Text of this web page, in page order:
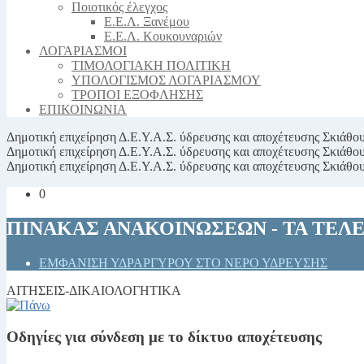
Ποιοτικός έλεγχος
Ε.Ε.Λ. Ξανέμου
Ε.Ε.Λ. Κουκουναριών
ΛΟΓΑΡΙΑΣΜΟΙ
ΤΙΜΟΛΟΓΙΑΚΗ ΠΟΛΙΤΙΚΗ
ΥΠΟΛΟΓΙΣΜΟΣ ΛΟΓΑΡΙΑΣΜΟΥ
ΤΡΟΠΟΙ ΕΞΟΦΛΗΣΗΣ
ΕΠΙΚΟΙΝΩΝΙΑ
Δημοτική επιχείρηση Δ.Ε.Υ.Α.Σ. ύδρευσης και αποχέτευσης
Δημοτική επιχείρηση Δ.Ε.Υ.Α.Σ. ύδρευσης και αποχέτευσης
Δημοτική επιχείρηση Δ.Ε.Υ.Α.Σ. ύδρευσης και αποχέτευσης
0
ΠΙΝΑΚΑΣ ΑΝΑΚΟΙΝΩΣΕΩΝ - ΤΑ
ΕΜΦΑΝΙΣΗ ΥΔΡΑΡΓΥΡΟΥ ΣΤΟ ΝΕΡΟ ΥΔΡΕΥΣΗΣ
ΑΙΤΗΣΕΙΣ-ΔΙΚΑΙΟΛΟΓΗΤΙΚΑ
Οδηγίες για σύνδεση με το δίκτυο αποχέτευσης